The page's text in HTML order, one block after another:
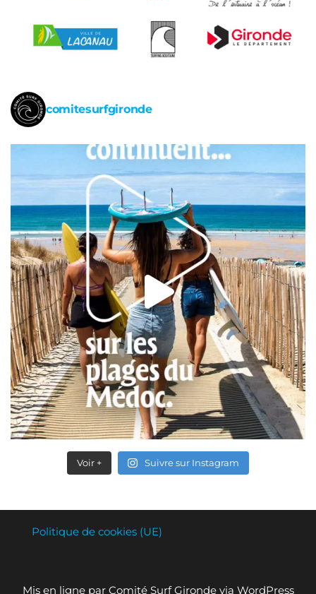
comitesurfgironde
Voir + Suivre sur Instagram
Politique de cookies (UE)
Mis en ligne par Comité Surf Gironde via WordPress